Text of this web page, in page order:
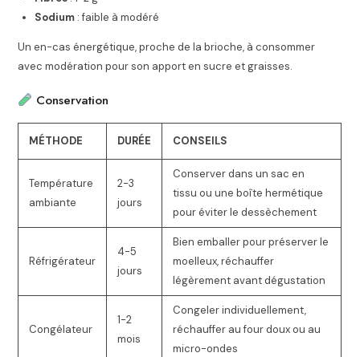
Sodium : faible à modéré
Un en-cas énergétique, proche de la brioche, à consommer
avec modération pour son apport en sucre et graisses.
Conservation
MÉTHODE DURÉE CONSEILS
Température
ambiante
2-3
jours
Conserver dans un sac en
tissu ou une boîte hermétique
pour éviter le dessèchement
Réfrigérateur
4-5
jours
Bien emballer pour préserver le
moelleux, réchauffer
légèrement avant dégustation
Congélateur
1-2
mois
Congeler individuellement,
réchauffer au four doux ou au
micro-ondes